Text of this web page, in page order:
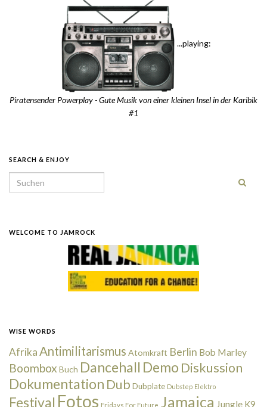
...playing:
Piratensender Powerplay - Gute Musik von einer kleinen Insel in der Karibik
#1
SEARCH & ENJOY
Search for:
WELCOME TO JAMROCK
WISE WORDS
AfrikaAntimilitarismus Atomkraft Berlin Bob Marley
Boombox Buch Dancehall Demo Diskussion
Dokumentation Dub Dubplate Dubstep Elektro
Festival Fotos Fridays For Future Jamaica Jungle K9